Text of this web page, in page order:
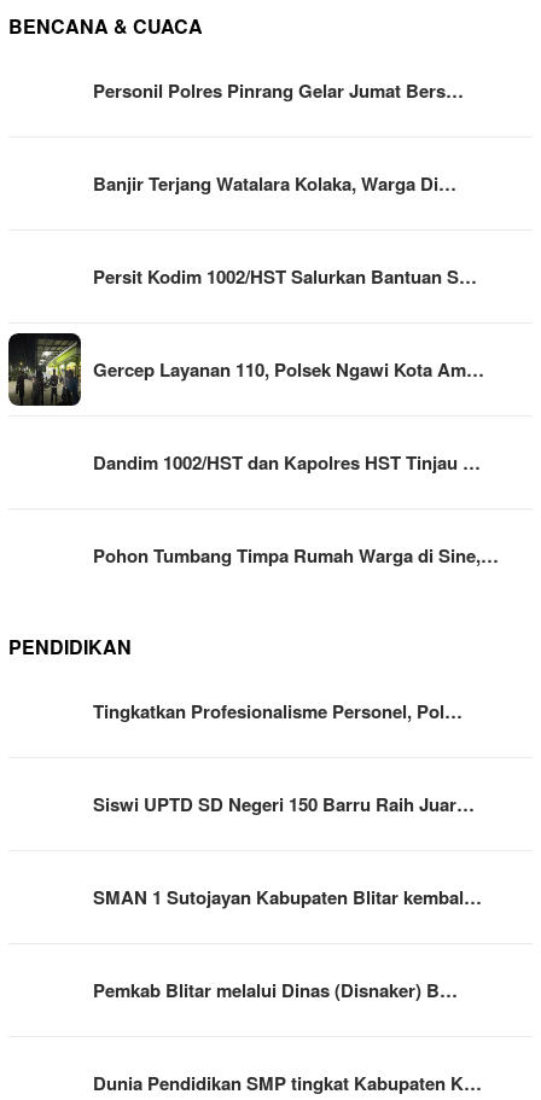
BENCANA & CUACA
Personil Polres Pinrang Gelar Jumat Bers…
Banjir Terjang Watalara Kolaka, Warga Di…
Persit Kodim 1002/HST Salurkan Bantuan S…
Gercep Layanan 110, Polsek Ngawi Kota Am…
Dandim 1002/HST dan Kapolres HST Tinjau …
Pohon Tumbang Timpa Rumah Warga di Sine,…
PENDIDIKAN
Tingkatkan Profesionalisme Personel, Pol…
Siswi UPTD SD Negeri 150 Barru Raih Juar…
SMAN 1 Sutojayan Kabupaten Blitar kembal…
Pemkab Blitar melalui Dinas (Disnaker) B…
Dunia Pendidikan SMP tingkat Kabupaten K…